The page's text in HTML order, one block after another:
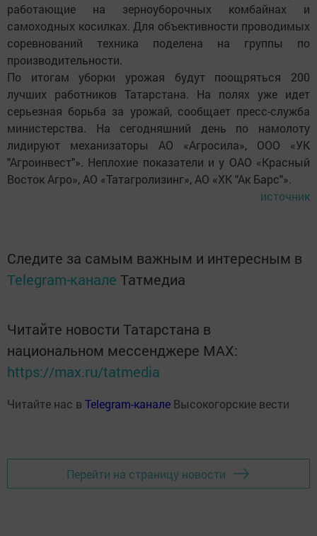
работающие на зерноуборочных комбайнах и
самоходных косилках. Для объективности проводимых
соревнований техника поделена на группы по
производительности.
По итогам уборки урожая будут поощряться 200
лучших работников Татарстана. На полях уже идет
серьезная борьба за урожай, сообщает пресс-служба
министерства. На сегодняшний день по намолоту
лидируют механизаторы АО «Агросила», ООО «УК
"Агроинвест"». Неплохие показатели и у ОАО «Красный
Восток Агро», АО «Татагролизинг», АО «ХК "Ак Барс"».
источник
Следите за самым важным и интересным в
Telegram-канале Татмедиа
Читайте новости Татарстана в
национальном мессенджере MАХ:
https://max.ru/tatmedia
Читайте нас в Telegram-канале Высокогорские вести
Перейти на страницу новости